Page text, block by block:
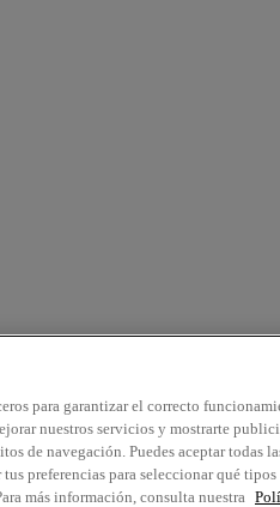
para garantizar el correcto
nuestros servicios y mostrarte
de navegación. Puedes aceptar todas
preferencias para seleccionar qué tipos
más información, consulta nuestra